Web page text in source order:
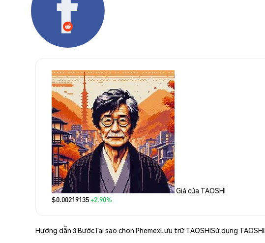
Giá của TAOSHI
$0.00219135+2.90%
Hướng dẫn 3 BướcTại sao chọn PhemexLưu trữ TAOSHISử dụng TAOSHI